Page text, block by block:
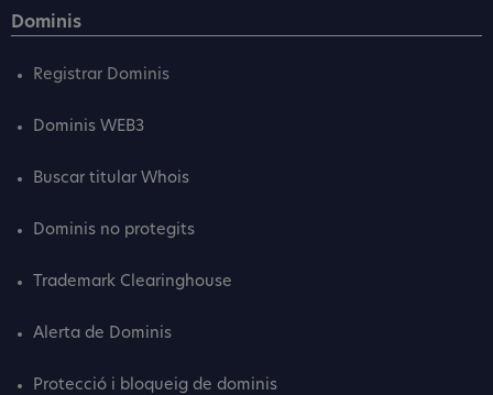
Dominis
Registrar Dominis
Dominis WEB3
Buscar titular Whois
Dominis no protegits
Trademark Clearinghouse
Alerta de Dominis
Protecció i bloqueig de dominis